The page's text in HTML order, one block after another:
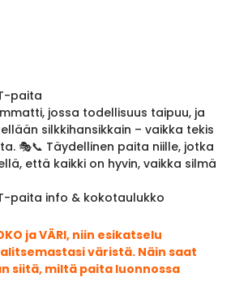
paita
jossa todellisuus taipuu, ja
silkkihansikkain – vaikka tekis
🎭📞 Täydellinen paita niille, jotka
että kaikki on hyvin, vaikka silmä
paita info & kokotaulukko
ja VÄRI, niin esikatselu
väristä. Näin saat
siitä, miltä paita luonnossa